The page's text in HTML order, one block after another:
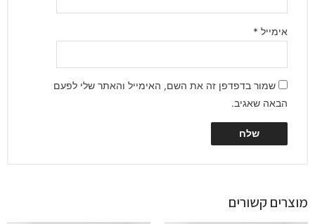
אימייל *
שמור בדפדפן זה את השם, האימייל והאתר שלי לפעם
הבאה שאגיב.
מוצרים קשורים